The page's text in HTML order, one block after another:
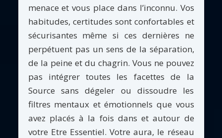
menace et vous place dans l’inconnu. Vos
habitudes, certitudes sont confortables et
sécurisantes même si ces dernières ne
perpétuent pas un sens de la séparation,
de la peine et du chagrin. Vous ne pouvez
pas intégrer toutes les facettes de la
Source sans dégeler ou dissoudre les
filtres mentaux et émotionnels que vous
avez placés à la fois dans et autour de
votre Etre Essentiel. Votre aura, le réseau